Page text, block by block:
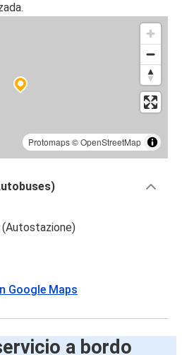
Protomaps©OpenStreetMap
Google Maps
a bordo